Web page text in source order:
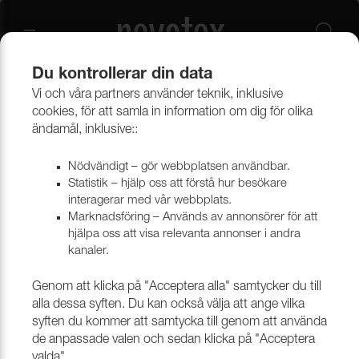
Övrigt Stoppningsmaterial & Polyeter Naturmaterial
Filtrera
Du kontrollerar din data
Vi och våra partners använder teknik, inklusive
cookies, för att samla in information om dig för olika
ändamål, inklusive::
Nödvändigt – gör webbplatsen användbar.
Statistik – hjälp oss att förstå hur besökare
interagerar med vår webbplats.
Marknadsföring – Används av annonsörer för att
hjälpa oss att visa relevanta annonser i andra
kanaler.
Genom att klicka på "Acceptera alla" samtycker du till
alla dessa syften. Du kan också välja att ange vilka
syften du kommer att samtycka till genom att använda
de anpassade valen och sedan klicka på "Acceptera